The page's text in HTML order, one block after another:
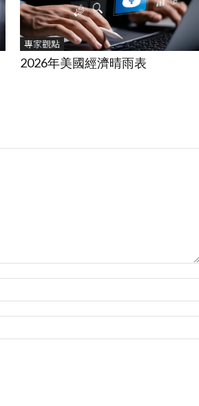
專家觀點
2026年美國經濟晴雨表